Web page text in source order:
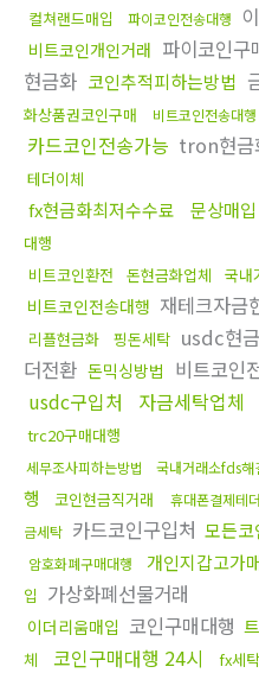
컬쳐랜드매입 파이코인전송대행
비트코인개인거래 파이코인구
현금화 코인추적피하는방법
화상품권코인구매
비트코인전송대행
카드코인전송가능 tron현금
테더이체
fx현금화최저수수료 문상매입
대행
비트코인환전
돈현금화업체 국내
비트코인전송대행 재테크자금
리플현금화 핑돈세탁 usdc현
더전환 돈믹싱방법 비트코인
usdc구입처
자금세탁업체
trc20구매대행
세무조사피하는방법 국내거래소fds해
행
코인현금직거래 휴대폰결제테
금세탁 카드코인구입처 모든코
암호화폐구매대행 개인지갑고가
입 가상화폐선물거래
이더리움매입 코인구매대행
체
코인구매대행 24시 fx세